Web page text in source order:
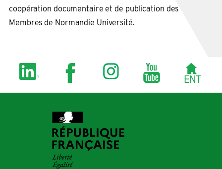
coopération documentaire et de publication des
Membres de Normandie Université.